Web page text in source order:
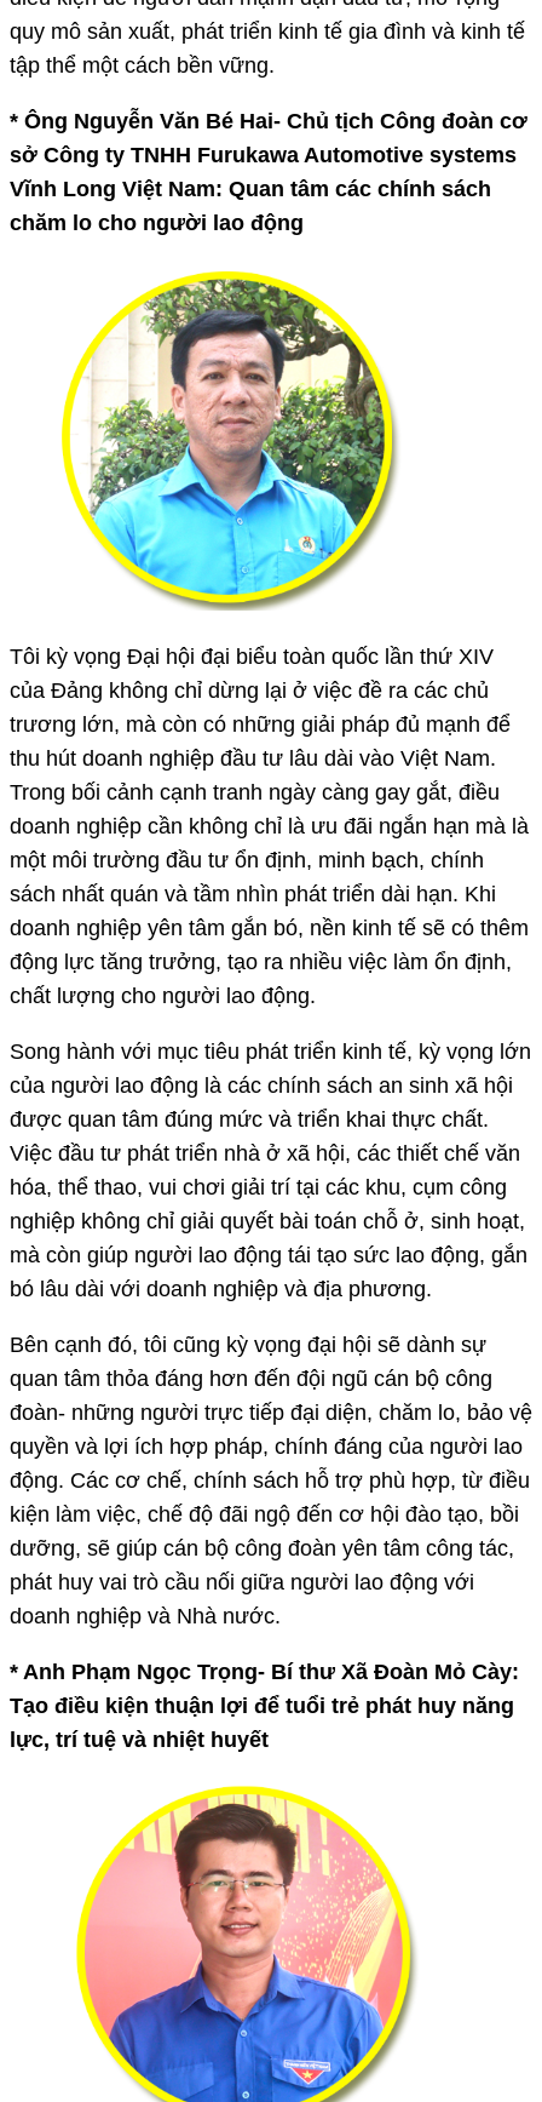
quy mô sản xuất, phát triển kinh tế gia đình và kinh tế
tập thể một cách bền vững.
* Ông Nguyễn Văn Bé Hai- Chủ tịch Công đoàn cơ
sở Công ty TNHH Furukawa Automotive systems
Vĩnh Long Việt Nam: Quan tâm các chính sách
chăm lo cho người lao động
Tôi kỳ vọng Đại hội đại biểu toàn quốc lần thứ XIV
của Đảng không chỉ dừng lại ở việc đề ra các chủ
trương lớn, mà còn có những giải pháp đủ mạnh để
thu hút doanh nghiệp đầu tư lâu dài vào Việt Nam.
Trong bối cảnh cạnh tranh ngày càng gay gắt, điều
doanh nghiệp cần không chỉ là ưu đãi ngắn hạn mà là
một môi trường đầu tư ổn định, minh bạch, chính
sách nhất quán và tầm nhìn phát triển dài hạn. Khi
doanh nghiệp yên tâm gắn bó, nền kinh tế sẽ có thêm
động lực tăng trưởng, tạo ra nhiều việc làm ổn định,
chất lượng cho người lao động.
Song hành với mục tiêu phát triển kinh tế, kỳ vọng lớn
của người lao động là các chính sách an sinh xã hội
được quan tâm đúng mức và triển khai thực chất.
Việc đầu tư phát triển nhà ở xã hội, các thiết chế văn
hóa, thể thao, vui chơi giải trí tại các khu, cụm công
nghiệp không chỉ giải quyết bài toán chỗ ở, sinh hoạt,
mà còn giúp người lao động tái tạo sức lao động, gắn
bó lâu dài với doanh nghiệp và địa phương.
Bên cạnh đó, tôi cũng kỳ vọng đại hội sẽ dành sự
quan tâm thỏa đáng hơn đến đội ngũ cán bộ công
đoàn- những người trực tiếp đại diện, chăm lo, bảo vệ
quyền và lợi ích hợp pháp, chính đáng của người lao
động. Các cơ chế, chính sách hỗ trợ phù hợp, từ điều
kiện làm việc, chế độ đãi ngộ đến cơ hội đào tạo, bồi
dưỡng, sẽ giúp cán bộ công đoàn yên tâm công tác,
phát huy vai trò cầu nối giữa người lao động với
doanh nghiệp và Nhà nước.
* Anh Phạm Ngọc Trọng- Bí thư Xã Đoàn Mỏ Cày:
Tạo điều kiện thuận lợi để tuổi trẻ phát huy năng
lực, trí tuệ và nhiệt huyết